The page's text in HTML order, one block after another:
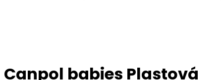
Canpol babies Plastová